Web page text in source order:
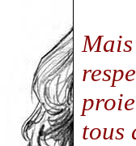
tous